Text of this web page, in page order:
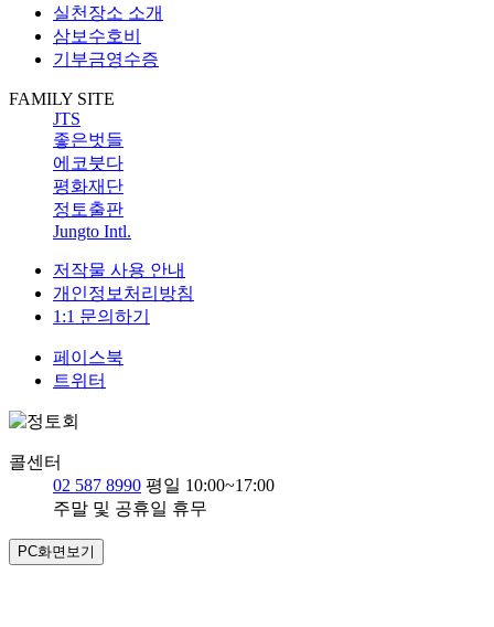
실천장소 소개
삼보수호비
기부금영수증
FAMILY SITE
JTS
좋은벗들
에코붓다
평화재단
정토출판
Jungto Intl.
저작물 사용 안내
개인정보처리방침
1:1 문의하기
페이스북
트위터
콜센터
02 587 8990 평일 10:00~17:00
주말 및 공휴일 휴무
PC화면보기